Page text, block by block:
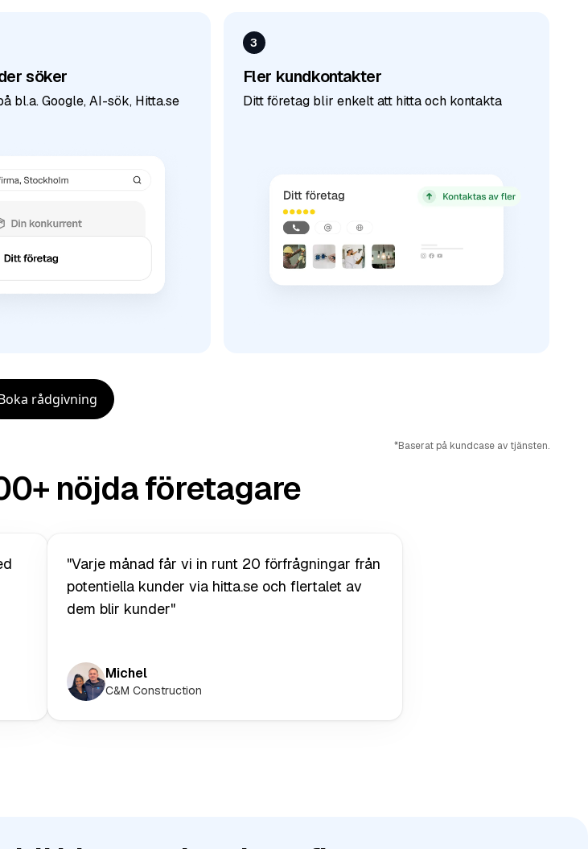
söker
bl.a. Google, AI-sök, Hitta.se
3
Fler kundkontakter
Ditt företag blir enkelt att hitta och kontakta
rådgivning
*Baserat på kundcase av tjänsten.
nöjda företagare
"Varje månad får vi in runt 20 förfrågningar från
potentiella kunder via hitta.se och flertalet av
dem blir kunder"
Michel
C&M Construction